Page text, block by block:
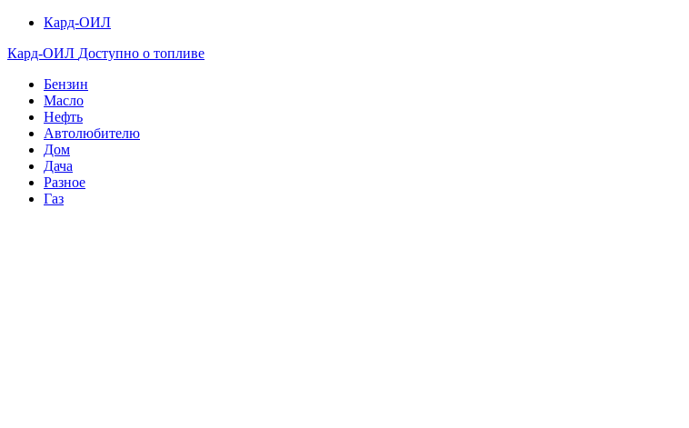
Кард-ОИЛ
Кард-ОИЛ Доступно о топливе
Бензин
Масло
Нефть
Автолюбителю
Дом
Дача
Разное
Газ